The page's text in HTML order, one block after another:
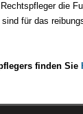
die
für das
finden Sie